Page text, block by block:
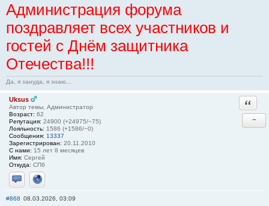
Администрация форума
поздравляет всех участников и
гостей с Днём защитника
Отечества!!!
Да, я зануда, я знаю...
Uksus
Автор темы, Администратор
Возраст: 62
Репутация: 24900 (+24975/−75)
Лояльность: 1586 (+1586/−0)
Сообщения: 13337
Зарегистрирован: 20.11.2010
С нами: 15 лет 8 месяцев
Имя: Сергей
Откуда: СПб
Отправить личное сообщение
Сайт
−
#868 08.03.2026, 03:09